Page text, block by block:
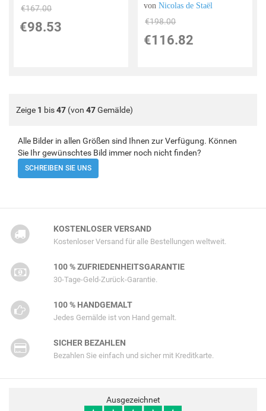
€167.00
€98.53
vonNicolas de Staël
€198.00
€116.82
Zeige 1 bis47 (von 47Gemälde)
Alle Bilder in allen Größen sind Ihnen zur Verfügung. Können
Sie Ihr gewünschtes Bild immer noch nicht finden?
SCHREIBEN SIE UNS
KOSTENLOSER VERSAND
Kostenloser Versand für alle Bestellungen weltweit.
100 % ZUFRIEDENHEITSGARANTIE
30-Tage-Geld-Zurück-Garantie.
100 % HANDGEMALT
Jedes Gemälde ist von Hand gemalt.
SICHER BEZAHLEN
Bezahlen Sie einfach und sicher mit Kreditkarte.
Ausgezeichnet